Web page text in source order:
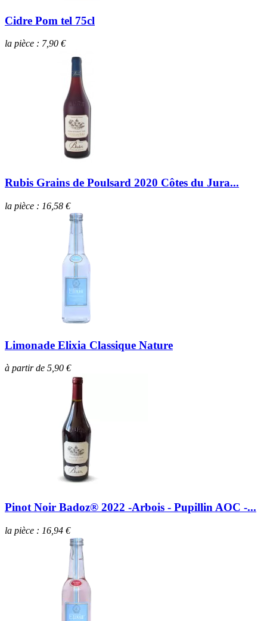
Cidre Pom tel 75cl
la pièce : 7,90 €
Rubis Grains de Poulsard 2020 Côtes du Jura...
la pièce : 16,58 €
Limonade Elixia Classique Nature
à partir de 5,90 €
Pinot Noir Badoz® 2022 -Arbois - Pupillin AOC -...
la pièce : 16,94 €